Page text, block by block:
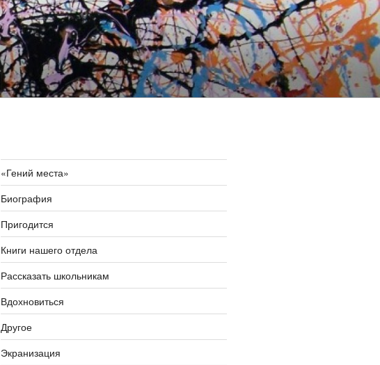
«Гений места»
Биография
Пригодится
Книги нашего отдела
Рассказать школьникам
Вдохновиться
Другое
Экранизация